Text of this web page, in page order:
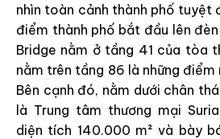
nhìn toàn cảnh thành phố tuyệt
điểm thành phố bắt đầu lên
Bridge nằm ở tầng 41 của tòa
nằm trên tầng 86 là những điểm
Bên cạnh đó, nằm dưới chân
là Trung tâm thương mại
diện tích 140.000 m² và bày